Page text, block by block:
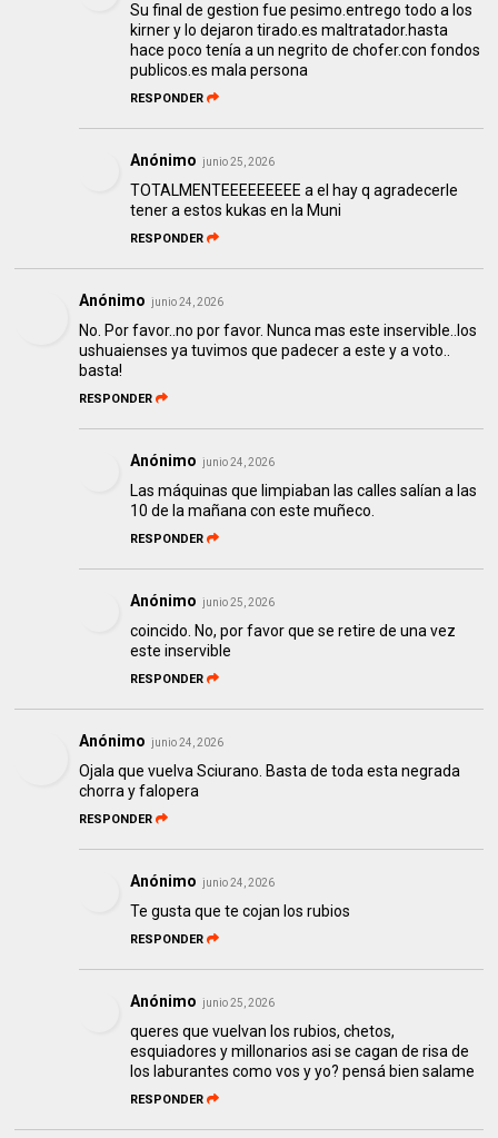
Su final de gestion fue pesimo.entrego todo a los
kirner y lo dejaron tirado.es maltratador.hasta
hace poco tenía a un negrito de chofer.con fondos
publicos.es mala persona
RESPONDER
Anónimo junio 25, 2026
TOTALMENTEEEEEEEEE a el hay q agradecerle
tener a estos kukas en la Muni
RESPONDER
Anónimo junio 24, 2026
No. Por favor..no por favor. Nunca mas este inservible..los
ushuaienses ya tuvimos que padecer a este y a voto..
basta!
RESPONDER
Anónimo junio 24, 2026
Las máquinas que limpiaban las calles salían a las
10 de la mañana con este muñeco.
RESPONDER
Anónimo junio 25, 2026
coincido. No, por favor que se retire de una vez
este inservible
RESPONDER
Anónimo junio 24, 2026
Ojala que vuelva Sciurano. Basta de toda esta negrada
chorra y falopera
RESPONDER
Anónimo junio 24, 2026
Te gusta que te cojan los rubios
RESPONDER
Anónimo junio 25, 2026
queres que vuelvan los rubios, chetos,
esquiadores y millonarios asi se cagan de risa de
los laburantes como vos y yo? pensá bien salame
RESPONDER